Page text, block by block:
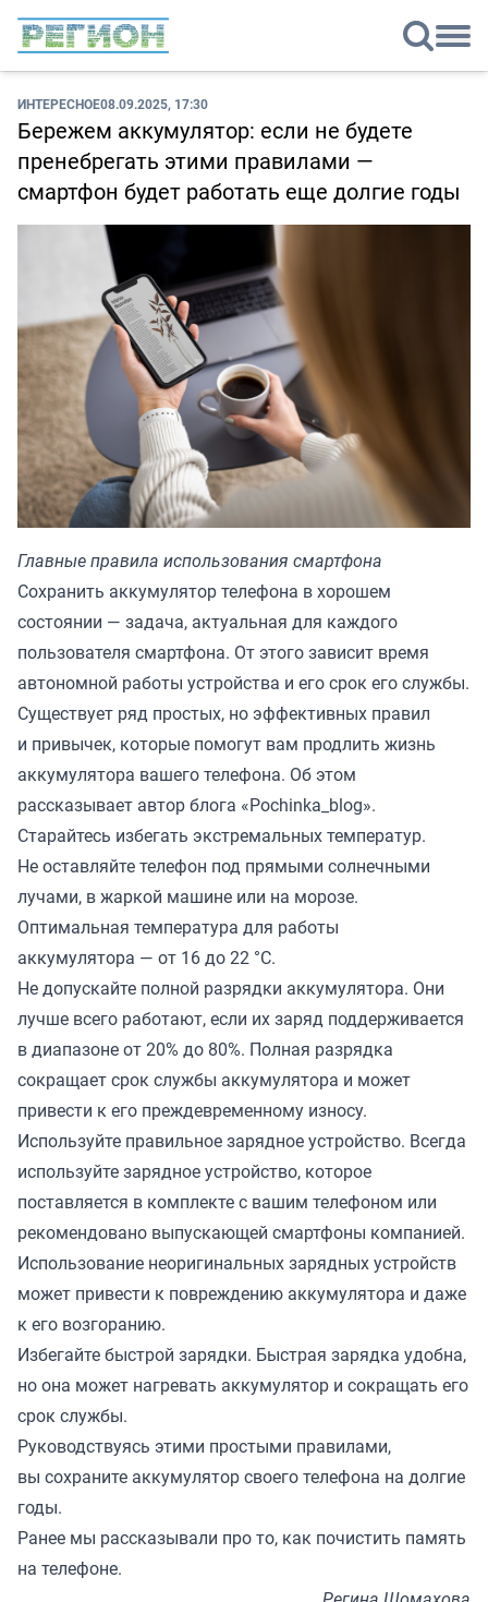
ИНТЕРЕСНОЕ08.09.2025, 17:30
Бережем аккумулятор: если не будете
пренебрегать этими правилами —
смартфон будет работать еще долгие годы
Главные правила использования смартфона
Сохранить аккумулятор телефона в хорошем
состоянии — задача, актуальная для каждого
пользователя смартфона. От этого зависит время
автономной работы устройства и его срок его службы.
Существует ряд простых, но эффективных правил
и привычек, которые помогут вам продлить жизнь
аккумулятора вашего телефона. Об этом
рассказывает автор блога «Pochinka_blog».
Старайтесь избегать экстремальных температур.
Не оставляйте телефон под прямыми солнечными
лучами, в жаркой машине или на морозе.
Оптимальная температура для работы
аккумулятора — от 16 до 22 °C.
Не допускайте полной разрядки аккумулятора. Они
лучше всего работают, если их заряд поддерживается
в диапазоне от 20% до 80%. Полная разрядка
сокращает срок службы аккумулятора и может
привести к его преждевременному износу.
Используйте правильное зарядное устройство. Всегда
используйте зарядное устройство, которое
поставляется в комплекте с вашим телефоном или
рекомендовано выпускающей смартфоны компанией.
Использование неоригинальных зарядных устройств
может привести к повреждению аккумулятора и даже
к его возгоранию.
Избегайте быстрой зарядки. Быстрая зарядка удобна,
но она может нагревать аккумулятор и сокращать его
срок службы.
Руководствуясь этими простыми правилами,
вы сохраните аккумулятор своего телефона на долгие
годы.
Ранее мы рассказывали про то, как почистить память
на телефоне.